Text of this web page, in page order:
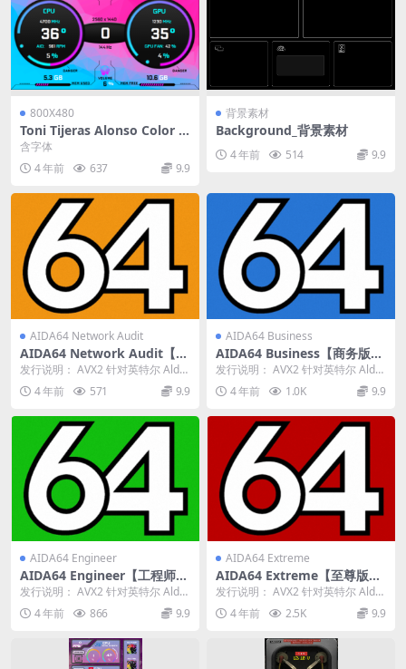
800X480
Toni Tijeras Alonso Color Tr
on_800X480_Aida64_Sensor
panel模板【推荐009】
含字体
4 年前
637 9.9
背景素材
Background_背景素材
4 年前 514 9.9
AIDA64 Network Audit
AIDA64 Network Audit【网
络审计版】版本： 6.70.6000
发行说明： AVX2 针对英特尔 Alder
Lake-N CPU 进行了优化的...
4 年前 571 9.9
AIDA64 Business
AIDA64 Business【商务版】
版本： 6.70.6000 稳定版
发行说明： AVX2 针对英特尔 Alder
Lake-N CPU 进行了优化的...
4 年前 1.0K 9.9
AIDA64 Engineer
AIDA64 Engineer【工程师
版】版本： 6.70.6000 稳定版
发行说明： AVX2 针对英特尔 Alder
Lake-N CPU 进行了优化的...
4 年前 866 9.9
AIDA64 Extreme
AIDA64 Extreme【至尊版】
版本： 6.70.6000 稳定版
发行说明： AVX2 针对英特尔 Alder
Lake-N CPU 进行了优化的...
4 年前 2.5K 9.9